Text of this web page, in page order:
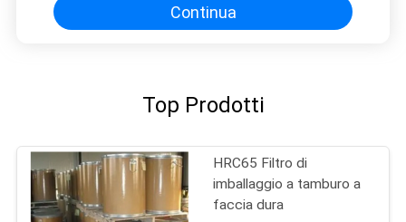
Continua
Top Prodotti
HRC65 Filtro di
imballaggio a tamburo a
faccia dura